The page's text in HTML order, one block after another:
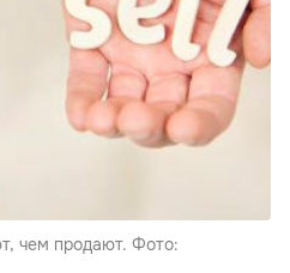
чем продают. Фото: